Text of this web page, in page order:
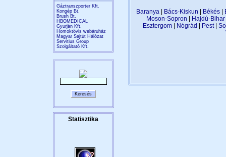
Gáztranszporter Kft.
Kongép Bt.
Brush Bt.
HBOMEDICAL
Gyurján Kft.
Homoktövis webáruház
Magyar Sajtút Hálózat
Servitius Group
Szolgáltató Kft.
Baranya| Bács-Kiskun Békés|
Moson-Sopron
Hajdú-Bihar
Esztergom
Nógrád Pest|